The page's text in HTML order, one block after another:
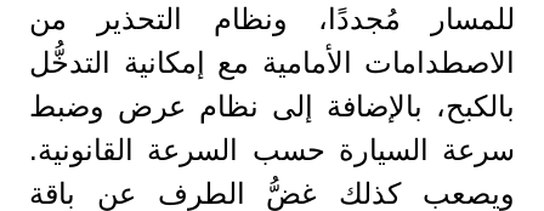
للمسار مُجددًا، ونظام التحذير من
الاصطدامات الأمامية مع إمكانية التدخُّل
بالكبح، بالإضافة إلى نظام عرض وضبط
سرعة السيارة حسب السرعة القانونية.
ويصعب كذلك غضُّ الطرف عن باقة